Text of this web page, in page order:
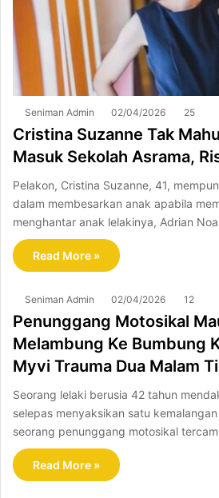
Seniman Admin 02/04/2026 25
Cristina Suzanne Tak
Masuk Sekolah Asrama,
Pelakon, Cristina Suzanne, 41,
dalam membesarkan anak apabila
menghantar anak lelakinya, Adrian
Read More »
Seniman Admin 02/04/2026 12
Penunggang Motosikal
Melambung Ke Bumbung
Myvi Trauma Dua Malam
Seorang lelaki berusia 42 tahun
selepas menyaksikan satu
seorang penunggang motosikal
Read More »